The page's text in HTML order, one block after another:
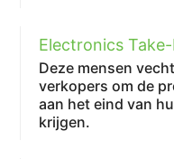
Electronics
Deze mensen
verkopers om de
aan het eind van
krijgen.